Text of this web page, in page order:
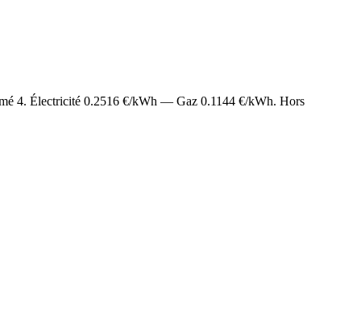
4. Électricité 0.2516 €/kWh — Gaz 0.1144 €/kWh. Hors